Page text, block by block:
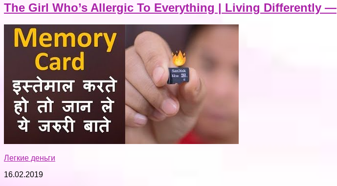
The Girl Who’s Allergic To Everything | Living Differently —
Легкие деньги
16.02.2019